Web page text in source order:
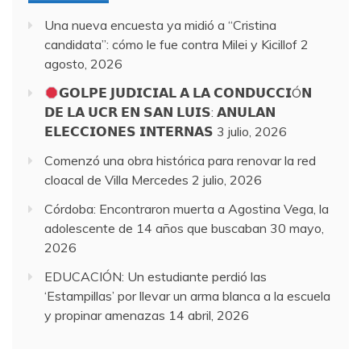
Una nueva encuesta ya midió a “Cristina
candidata”: cómo le fue contra Milei y Kicillof 2
agosto, 2026
𝗚𝗢𝗟𝗣𝗘 𝗝𝗨𝗗𝗜𝗖𝗜𝗔𝗟 𝗔 𝗟𝗔 𝗖𝗢𝗡𝗗𝗨𝗖𝗖𝗜Ó𝗡
𝗗𝗘 𝗟𝗔 𝗨𝗖𝗥 𝗘𝗡 𝗦𝗔𝗡 𝗟𝗨𝗜𝗦: 𝗔𝗡𝗨𝗟𝗔𝗡
𝗘𝗟𝗘𝗖𝗖𝗜𝗢𝗡𝗘𝗦 𝗜𝗡𝗧𝗘𝗥𝗡𝗔𝗦 3 julio, 2026
Comenzó una obra histórica para renovar la red
cloacal de Villa Mercedes 2 julio, 2026
Córdoba: Encontraron muerta a Agostina Vega, la
adolescente de 14 años que buscaban 30 mayo,
2026
EDUCACIÓN: Un estudiante perdió las
‘Estampillas’ por llevar un arma blanca a la escuela
y propinar amenazas 14 abril, 2026